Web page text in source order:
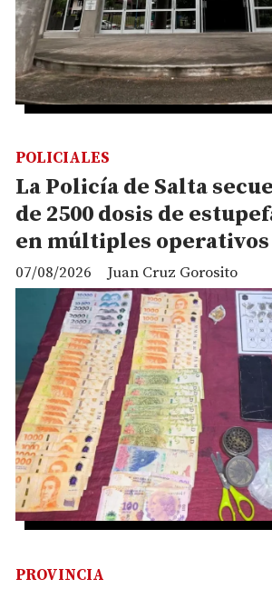
La Policía de Salta
de 2500 dosis de
en múltiples operativos
Juan Cruz Gorosito
POLICIALES
07/08/2026
PROVINCIA